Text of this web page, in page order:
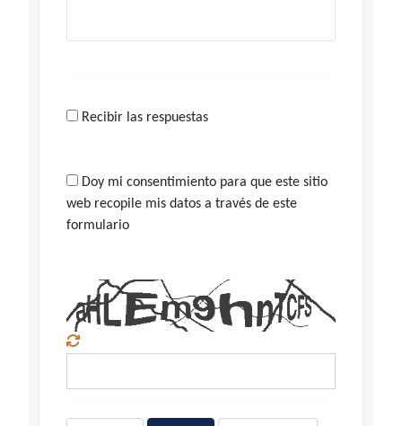
Recibir las respuestas
Doy mi consentimiento para que este sitio
web recopile mis datos a través de este
formulario